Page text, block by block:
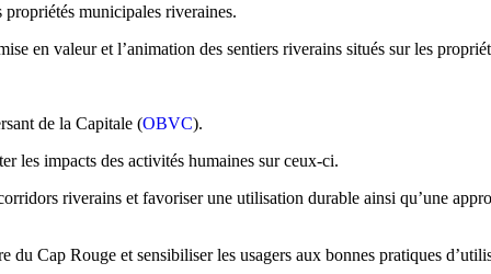
municipales riveraines.
en valeur et l’animation des sentiers riverains situés sur les
de la Capitale (OBVC).
les impacts des activités humaines sur ceux-ci.
riverains et favoriser une utilisation durable ainsi qu’une
du Cap Rouge et sensibiliser les usagers aux bonnes pratiques